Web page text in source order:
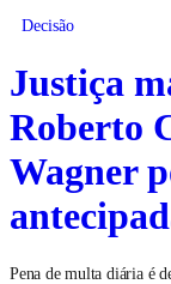
Decisão
Justiça
Roberto
Wagner
Pena de multa diária é